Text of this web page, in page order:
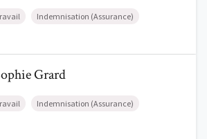
Indemnisation (Assurance)
Grard
Grard
Indemnisation (Assurance)